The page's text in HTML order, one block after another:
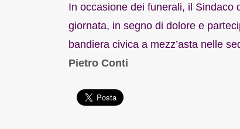
In occasione dei funerali, il Sindaco
giornata, in segno di dolore e
bandiera civica a mezz’asta nelle
Pietro Conti